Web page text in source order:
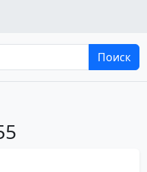
Поиск